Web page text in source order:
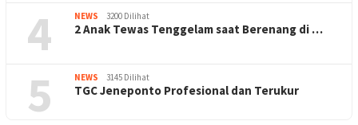
4 NEWS 3200 Dilihat
2 Anak Tewas Tenggelam saat Berenang di …
5 NEWS 3145 Dilihat
TGC Jeneponto Profesional dan Terukur